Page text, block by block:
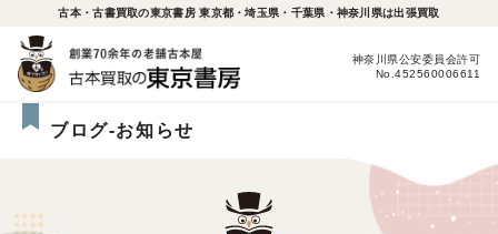
古本・古書買取の東京書房 東京都・埼玉県・千葉県・神奈川県は出張買取
神奈川県公安委員会許可
No.452560006611
ブログ-お知らせ